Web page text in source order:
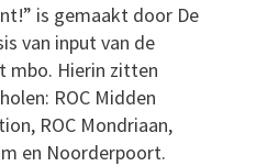
is gemaakt door De
van input van de
mbo. Hierin zitten
ROC Midden
ROC Mondriaan,
en Noorderpoort.